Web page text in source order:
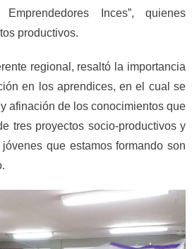
Emprendedores Inces”,quienes
productivos.
regional, resaltó la importancia
en los aprendices, en el cual se
afinación de los conocimientos que
tres proyectos socio-productivos y
jóvenes que estamos formando son
.